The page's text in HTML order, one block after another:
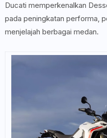
Ducati memperkenalkan
pada peningkatan performa,
menjelajah berbagai medan.